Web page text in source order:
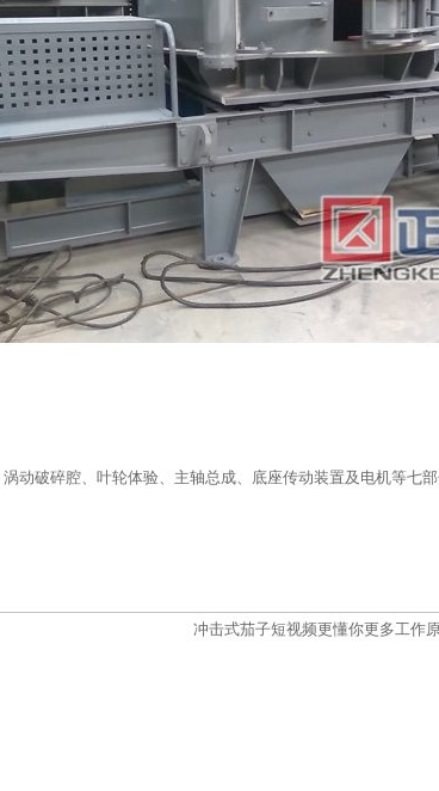
动破碎腔、叶轮体验、主轴总成、底座传动装置及电机等七部